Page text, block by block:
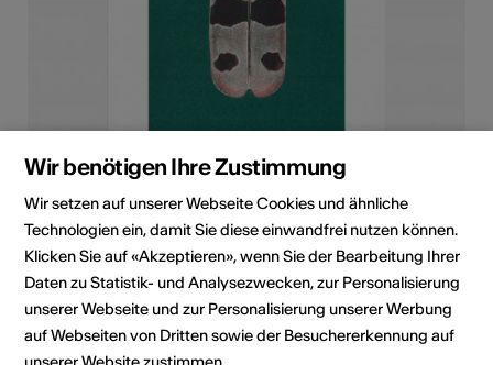
Iridescence N° 4, 2019
Jahr
2019
Umsetzung/Technik
Risographie
Wir benötigen Ihre Zustimmung
Wir setzen auf unserer Webseite Cookies und ähnliche
Technologien ein, damit Sie diese einwandfrei nutzen können.
Klicken Sie auf «Akzeptieren», wenn Sie der Bearbeitung Ihrer
Daten zu Statistik- und Analysezwecken, zur Personalisierung
unserer Webseite und zur Personalisierung unserer Werbung
auf Webseiten von Dritten sowie der Besuchererkennung auf